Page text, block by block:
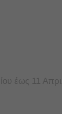
έως 11